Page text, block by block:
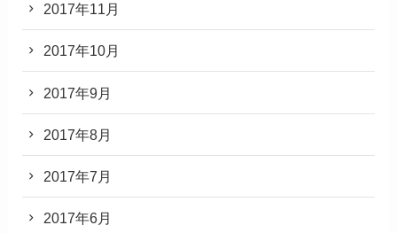
2017年11月
2017年10月
2017年9月
2017年8月
2017年7月
2017年6月